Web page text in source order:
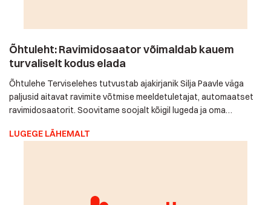
Õhtulehe Terviselehes tutvustab ajakirjanik Silja Paavle väga
paljusid aitavat ravimite võtmise meeldetuletajat,
automaatset ravimidosaatorit. Soovitame soojalt kõigil lugeda
topsikute asemel kaasaegne ja hõlpsalt kasutatav
automaatne ravimidosaator soetada. Väikest "ufot" saab nii
soetada kui rentida, kauaks aga tarvis. Kuurent vaid 9.90€!
telefonil […]
LUGEGE LÄHEMALT